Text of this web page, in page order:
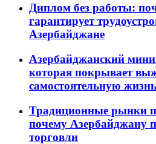
Диплом без работы:
гарантирует
Азербайджане
Азербайджанский
которая покрывает
самостоятельную жизнь
Традиционные рынки
почему Азербайджану
торговли